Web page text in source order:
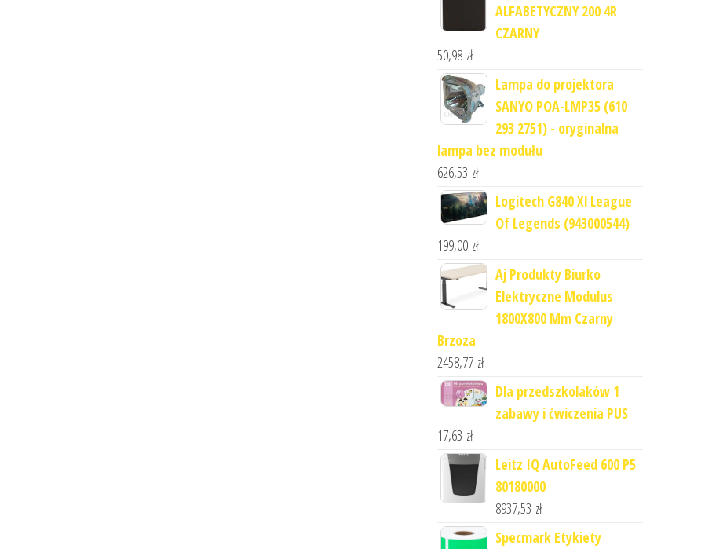
ALFABETYCZNY 200 4R
CZARNY
50,98 zł
Lampa do projektora
SANYO POA-LMP35 (610
293 2751) - oryginalna
lampa bez modułu
626,53 zł
Logitech G840 Xl League
Of Legends (943000544)
199,00 zł
Aj Produkty Biurko
Elektryczne Modulus
1800X800 Mm Czarny
Brzoza
2458,77 zł
Dla przedszkolaków 1
zabawy i ćwiczenia PUS
17,63 zł
Leitz IQ AutoFeed 600 P5
80180000
8937,53 zł
Specmark Etykiety